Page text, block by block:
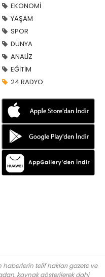
EKONOMİ
YAŞAM
SPOR
DÜNYA
ANALİZ
EĞİTİM
24 RADYO
telif hakları gazete ve
kaynak gösterilerek dahi